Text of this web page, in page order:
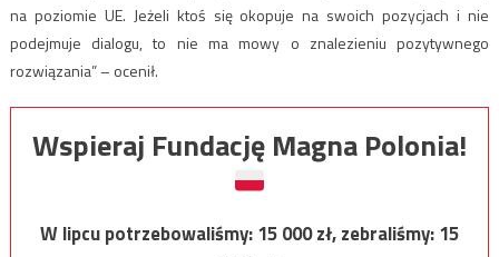
na poziomie UE. Jeżeli ktoś się okopuje na swoich pozycjach i nie
podejmuje dialogu, to nie ma mowy o znalezieniu pozytywnego
rozwiązania” – ocenił.
Wspieraj Fundację Magna Polonia!
W lipcu potrzebowaliśmy:15 000zł, zebraliśmy:15